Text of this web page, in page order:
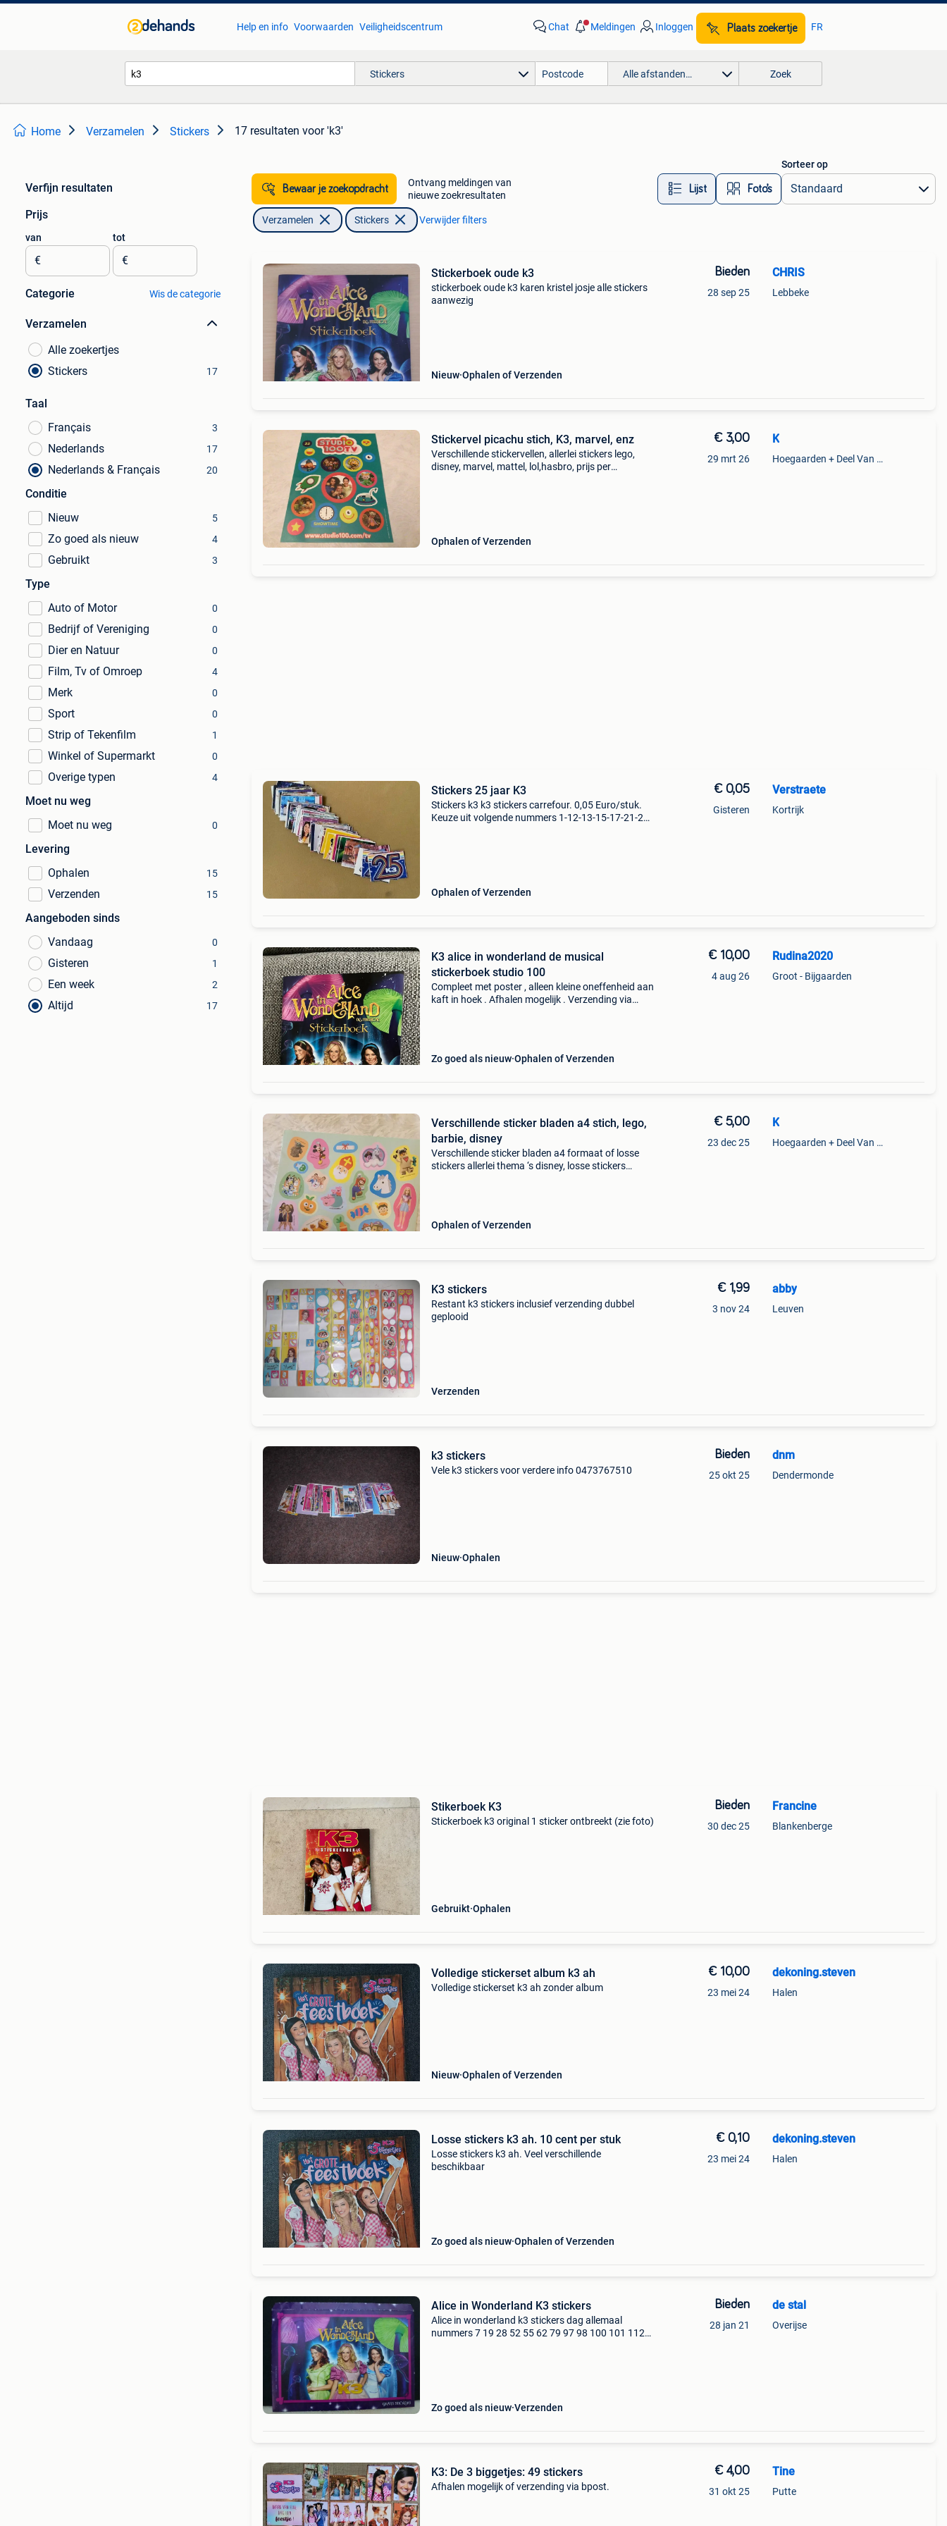
Help en info Voorwaarden Veiligheidscentrum Chat Meldingen Inloggen Plaats zoekertje FR
Stickers Alle afstanden… Zoek
Home Verzamelen Stickers 17 resultaten voor 'k3'
Verfijn resultaten
Prijs
van
€
tot
€
Categorie Wis de categorie
Verzamelen
Alle zoekertjes
Stickers
17
Taal
Français
3
Nederlands 17
Nederlands & Français 20
Conditie
Nieuw
5
Zo goed als nieuw 4
Gebruikt 3
Type
Auto of Motor
0
Bedrijf of Vereniging 0
Dier en Natuur 0
Film, Tv of Omroep 4
Merk 0
Sport 0
Strip of Tekenfilm 1
Winkel of Supermarkt 0
Overige typen 4
Moet nu weg
Moet nu weg
0
Levering
Ophalen
15
Verzenden 15
Aangeboden sinds
Vandaag
0
Gisteren 1
Een week 2
Altijd 17
Bewaar je zoekopdracht
Ontvang meldingen van
nieuwe zoekresultaten
Lijst Foto’s
Sorteer op
Verzamelen Stickers Verwijder filters
Stickerboek oude k3
​stickerboek oude k3 karen kristel josje alle stickers
aanwezig
Nieuw Ophalen of Verzenden
Bieden
28 sep 25
CHRIS
Lebbeke
Stickervel picachu stich, K3, marvel, enz
Verschillende stickervellen, allerlei stickers lego,
disney, marvel, mattel, lol,hasbro, prijs per
Ophalen of Verzenden
€ 3,00
29 mrt 26
K
Hoegaarden + Deel Van Kumtich + Deel Van Tienen
Stickers 25 jaar K3
Stickers k3 k3 stickers carrefour. 0,05 Euro/stuk.
Keuze uit volgende nummers 1-12-13-15-17-21-22-
Ophalen of Verzenden
€ 0,05
Gisteren
Verstraete
Kortrijk
K3 alice in wonderland de musical
stickerboek studio 100
Compleet met poster , alleen kleine oneffenheid aan
kaft in hoek . Afhalen mogelijk . Verzending via
Zo goed als nieuw Ophalen of Verzenden
€ 10,00
4 aug 26
Rudina2020
Groot - Bijgaarden
Verschillende sticker bladen a4 stich, lego,
barbie, disney
Verschillende sticker bladen a4 formaat of losse
stickers allerlei thema ‘s disney, losse stickers
Ophalen of Verzenden
€ 5,00
23 dec 25
K
Hoegaarden + Deel Van Kumtich + Deel Van Tienen
K3 stickers
Restant k3 stickers inclusief verzending dubbel
geplooid
Verzenden
€ 1,99
3 nov 24
abby
Leuven
k3 stickers
Vele k3 stickers voor verdere info 0473767510
Nieuw Ophalen
Bieden
25 okt 25
dnm
Dendermonde
Stikerboek K3
Stickerboek k3 original 1 sticker ontbreekt (zie foto)
Gebruikt Ophalen
Bieden
30 dec 25
Francine
Blankenberge
Volledige stickerset album k3 ah
Volledige stickerset k3 ah zonder album
Nieuw Ophalen of Verzenden
€ 10,00
23 mei 24
dekoning.steven
Halen
Losse stickers k3 ah. 10 cent per stuk
Losse stickers k3 ah. Veel verschillende
beschikbaar
Zo goed als nieuw Ophalen of Verzenden
€ 0,10
23 mei 24
dekoning.steven
Halen
Alice in Wonderland K3 stickers
Alice in wonderland k3 stickers dag allemaal
nummers 7 19 28 52 55 62 79 97 98 100 101 112
Zo goed als nieuw Verzenden
Bieden
28 jan 21
de stal
Overijse
K3: De 3 biggetjes: 49 stickers
Afhalen mogelijk of verzending via bpost.
€ 4,00
31 okt 25
Tine
Putte